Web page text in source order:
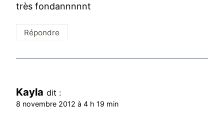
très fondannnnnt
Répondre
Kayla dit :
8 novembre 2012 à 4 h 19 min